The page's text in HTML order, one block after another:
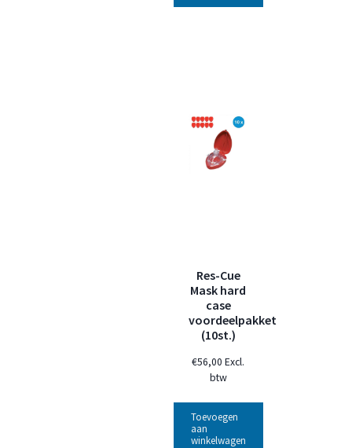
Res-Cue
Mask hard
case
voordeelpakket
(10st.)
€56,00 Excl.
btw
Toevoegen
aan
winkelwagen